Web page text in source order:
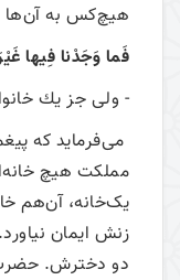
هیچ‌کس به آن‌ها
فَما وَجَدْنا فِيها
- ولى جز يك
می‌‌فرماید که
مملکت هیچ
یک‌خانه، آن‌هم
زنش ایمان
دو دخترش.